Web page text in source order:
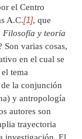
el Centro
A.C.[1], que
Filosofía y teoría
Son varias cosas,
en el cual se
tema
la conjunción
y antropología
autores son
trayectoria